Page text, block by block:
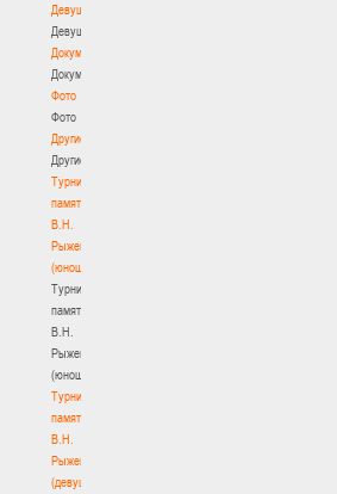
Девушки
Девушки
Документы
Документы
Фото
Фото
Другие
Другие
Турнир
памяти
В.Н.
Рыженкова
(юноши)
Турнир
памяти
В.Н.
Рыженкова
(юноши)
Турнир
памяти
В.Н.
Рыженкова
(девушки)